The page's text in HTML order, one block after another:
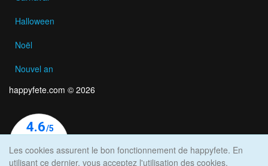
Halloween
Noël
Nouvel an
happyfete.com © 2026
Les cookies assurent le bon fonctionnement de happyfete. En
utilisant ce dernier, vous acceptez l'utilisation des cookies.